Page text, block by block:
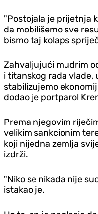
"Postojala je prijetnja
da mobilišemo sve
bismo taj kolaps
Zahvaljujući mudrim
i titanskog rada vlade,
stabilizujemo
dodao je portparol
Prema njegovim
velikim sankcionim
koji nijedna zemlja
izdrži.
"Niko se nikada nije
istakao je.